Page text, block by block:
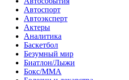
Автоспорт
Автоэксперт
Актеры
Аналитика
Баскетбол
Безумный мир
Биатлон/Лыжи
Бокс/MMA